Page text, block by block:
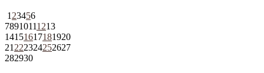
1 23456
78910111213
14151617181920
21 222324252627
282930